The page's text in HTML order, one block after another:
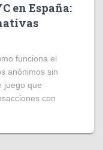
en España:
funciona el
anónimos sin
juego que
con